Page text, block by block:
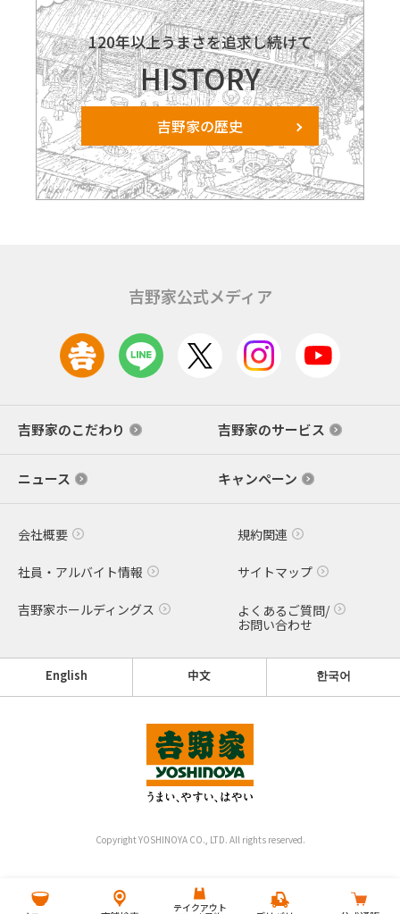
120年以上うまさを追求し続けて
HISTORY
吉野家の歴史
テイクアウト
吉野家公式メディア
吉野家のこだわり 吉野家のサービス
ニュース キャンペーン
会社概要 規約関連
社員・アルバイト情報 サイトマップ
吉野家ホールディングス
よくあるご質問/
お問い合わせ
English 中文 한국어
Copyright YOSHINOYA CO., LTD. All rights reserved.